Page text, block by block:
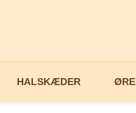
HALSKÆDER